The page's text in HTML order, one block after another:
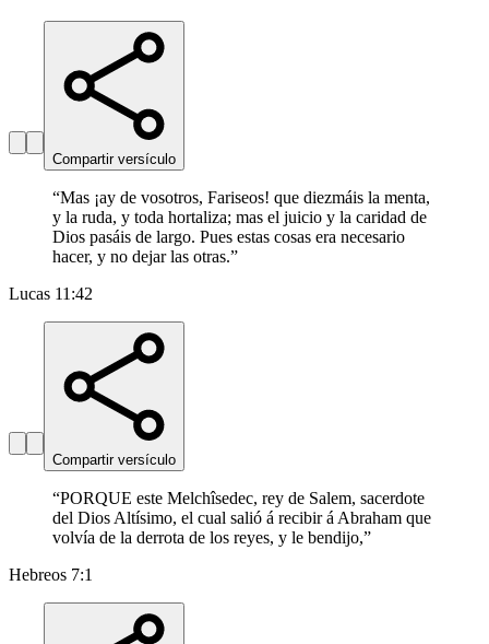
Compartir versículo
“Mas ¡ay de vosotros, Fariseos! que diezmáis la menta,
y la ruda, y toda hortaliza; mas el juicio y la caridad de
Dios pasáis de largo. Pues estas cosas era necesario
hacer, y no dejar las otras.”
Lucas 11:42
Compartir versículo
“PORQUE este Melchîsedec, rey de Salem, sacerdote
del Dios Altísimo, el cual salió á recibir á Abraham que
volvía de la derrota de los reyes, y le bendijo,”
Hebreos 7:1